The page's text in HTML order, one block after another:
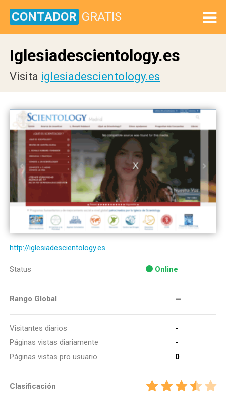
CONTADOR GRATIS
Iglesiadescientology.es
Visita iglesiadescientology.es
http://iglesiadescientology.es
Status Online
Rango Global -
Visitantes diarios
-
Páginas vistas diariamente
-
Páginas vistas pro usuario
0
Clasificación